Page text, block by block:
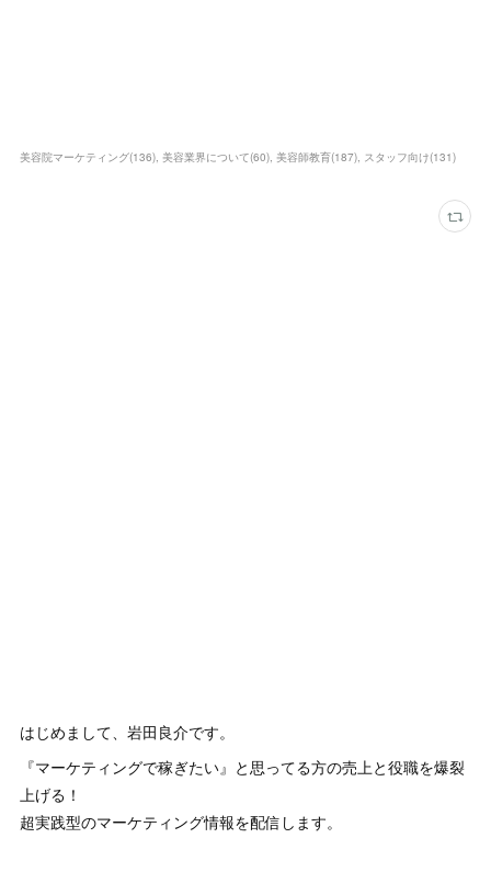
美容院マーケティング(136) 美容業界について(60) 美容師教育(187) スタッフ向け(131)
はじめまして、岩田良介です。
『マーケティングで稼ぎたい』と思ってる方の売上と役職を爆裂
上げる！
超実践型のマーケティング情報を配信します。